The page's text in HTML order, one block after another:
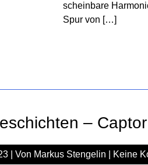
scheinbare
Spur von […]
–
| Von Markus Stengelin Keine